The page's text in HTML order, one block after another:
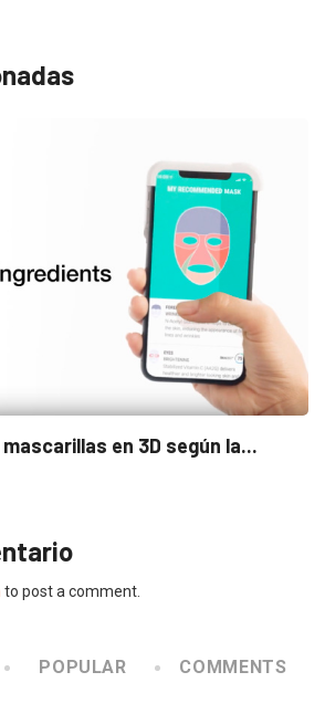
de las mujeres en...
to post a comment.
POPULAR COMMENTS